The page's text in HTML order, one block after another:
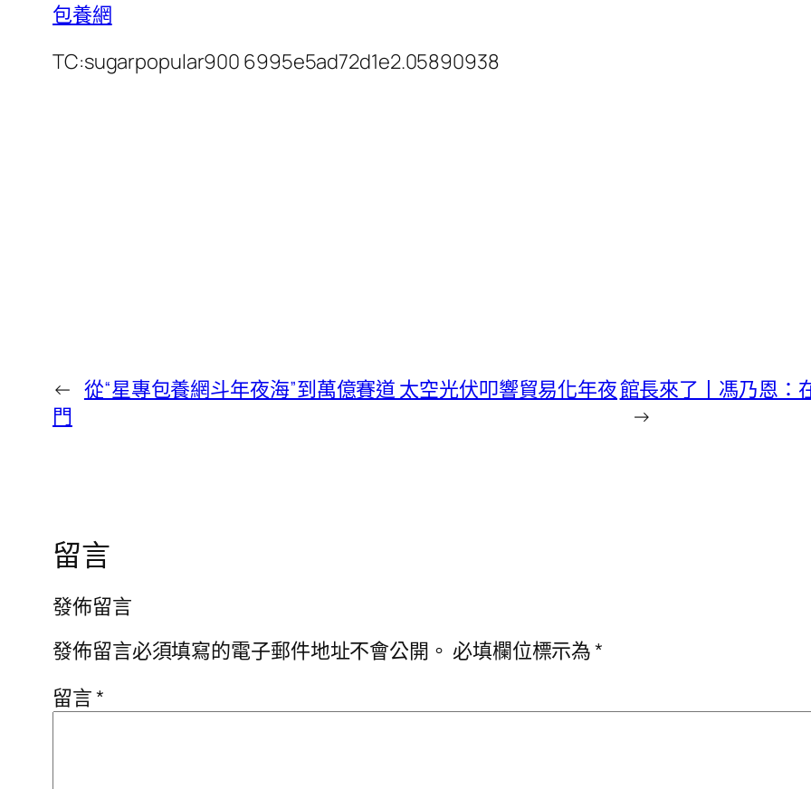
包養網
TC:sugarpopular900 6995e5ad72d1e2.05890938
← 從“星專包養網斗年夜海”到萬億賽道 太空光伏叩響貿易化年夜
門
館長來了丨馮乃恩：
→
留言
發佈留言
發佈留言必須填寫的電子郵件地址不會公開。 必填欄位標示為*
留言*